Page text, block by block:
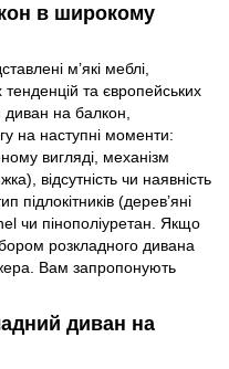
в широкому
м’які меблі,
тенденцій та європейських
на балкон,
на наступні моменти:
вигляді, механізм
), відсутність чи наявність
підлокітників (дерев’яні
чи пінополіуретан. Якщо
розкладного дивана
Вам запропонують
диван на